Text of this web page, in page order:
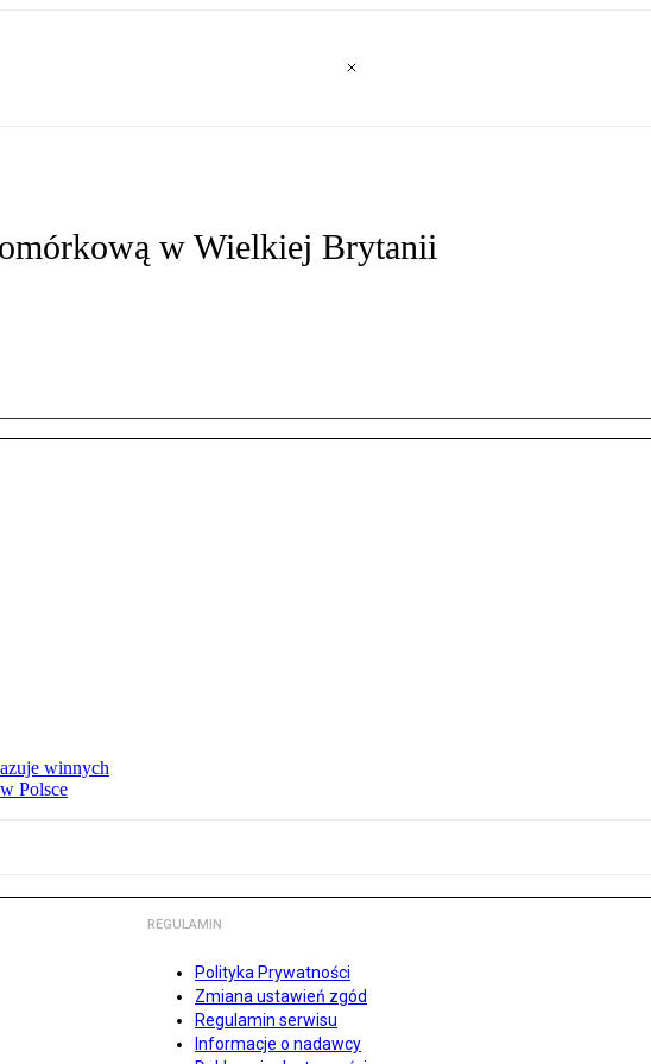
w Wielkiej Brytanii
winnych
Polsce
REGULAMIN
Polityka Prywatności
Zmiana ustawień zgód
Regulamin serwisu
Informacje o nadawcy